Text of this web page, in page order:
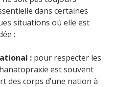
dans certaines
situations où elle est
:
: pour respecter les
est souvent
des corps d’une nation à